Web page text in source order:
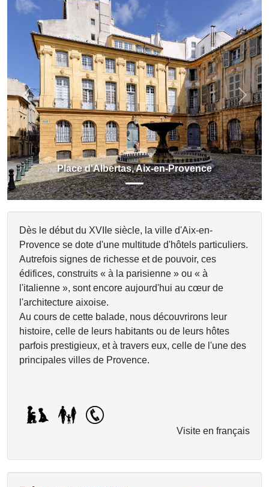
Place d'Albertas, Aix-en-Provence
Previous Next
Dès le début du XVIIe siècle, la ville d'Aix-en-
Provence se dote d'une multitude d'hôtels particuliers.
Autrefois signes de richesse et de pouvoir, ces
édifices, construits « à la parisienne » ou « à
l'italienne », sont encore aujourd'hui au cœur de
l'architecture aixoise.
Au cours de cette balade, nous découvrirons leur
histoire, celle de leurs habitants ou de leurs hôtes
parfois prestigieux, et à travers eux, celle de l'une des
principales villes de Provence.
Visite en français